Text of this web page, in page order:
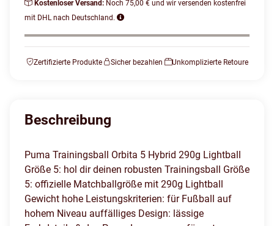
Kostenloser Versand: Noch 75,00 € und wir versenden kostenfrei
mit DHL nach Deutschland.
Zertifizierte Produkte Sicher bezahlen Unkomplizierte Retoure
Beschreibung
Puma Trainingsball Orbita 5 Hybrid 290g Lightball
Größe 5: hol dir deinen robusten Trainingsball Größe
5: offizielle Matchballgröße mit 290g Lightball
Gewicht hohe Leistungskriterien: für Fußball auf
hohem Niveau auffälliges Design: lässige